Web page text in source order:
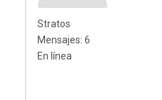
Stratos
Mensajes: 6
En línea